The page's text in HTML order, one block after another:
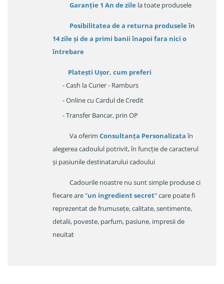
Garanție 1 An de zile la toate produsele
Posibilitatea de a returna produsele în
14 zileși de a primi banii înapoi fara nici o
întrebare
Platești Ușor, cum preferi
- Cash la Curier - Ramburs
- Online cu Cardul de Credit
- Transfer Bancar, prin OP
Va oferim Consultanța Personalizataîn
alegerea cadoulul potrivit, în funcție de caracterul
și pasiunile destinatarului cadoului
Cadourile noastre nu sunt simple produse ci
fiecare are "un ingredient secret" care poate fi
reprezentat de frumusețe, calitate, sentimente,
detalii, poveste, parfum, pasiune, impresii de
neuitat